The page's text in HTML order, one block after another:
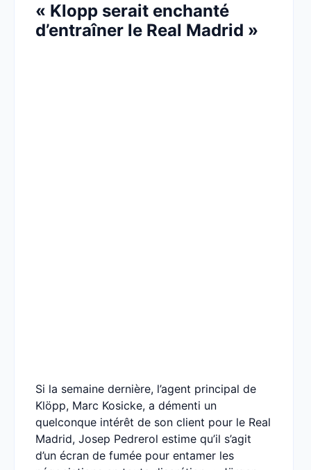
« Klopp serait enchanté
d’entraîner le Real Madrid »
Si la semaine dernière, l’agent principal de
Klöpp, Marc Kosicke, a démenti un
quelconque intérêt de son client pour le Real
Madrid, Josep Pedrerol estime qu’il s’agit
d’un écran de fumée pour entamer les